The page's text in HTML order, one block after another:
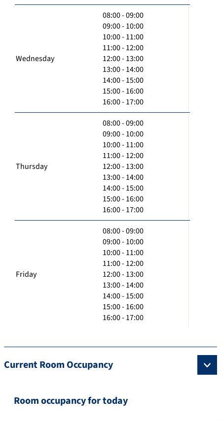
Wednesday
08:00 - 09:00
09:00 - 10:00
10:00 - 11:00
11:00 - 12:00
12:00 - 13:00
13:00 - 14:00
14:00 - 15:00
15:00 - 16:00
16:00 - 17:00
Thursday
08:00 - 09:00
09:00 - 10:00
10:00 - 11:00
11:00 - 12:00
12:00 - 13:00
13:00 - 14:00
14:00 - 15:00
15:00 - 16:00
16:00 - 17:00
Friday
08:00 - 09:00
09:00 - 10:00
10:00 - 11:00
11:00 - 12:00
12:00 - 13:00
13:00 - 14:00
14:00 - 15:00
15:00 - 16:00
16:00 - 17:00
Current Room Occupancy
Room occupancy for today